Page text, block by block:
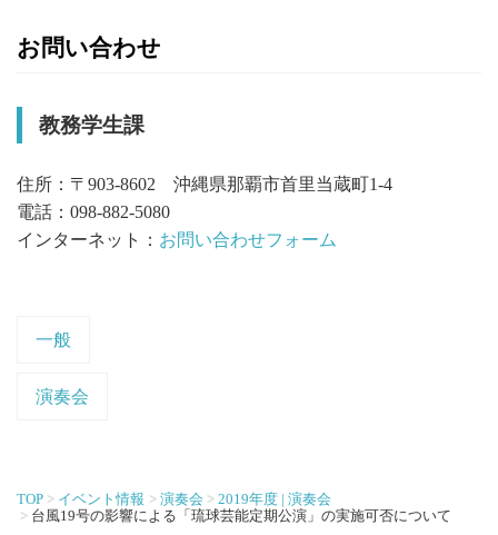
お問い合わせ
教務学生課
住所：〒903-8602 沖縄県那覇市首里当蔵町1-4
電話：098-882-5080
インターネット： お問い合わせフォーム
一般
演奏会
TOP イベント情報 演奏会
2019年度 | 演奏会
台風19号の影響による「琉球芸能定期公演」の実施可否について